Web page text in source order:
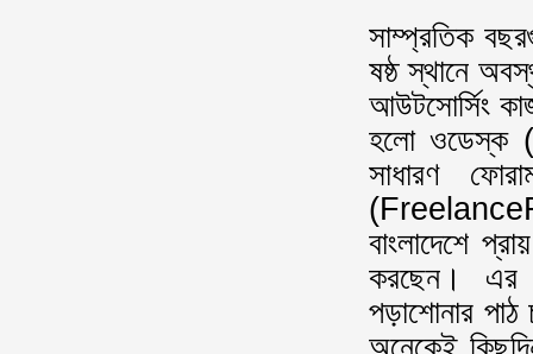
সাম্প্রতিক
ষষ্ঠ স্থানে
আউটসোর্সিং
হলো ওডেস্ক
সাধারণ
বাংলাদেশে
করছেন। এর
পড়াশোনার
অনেকেই